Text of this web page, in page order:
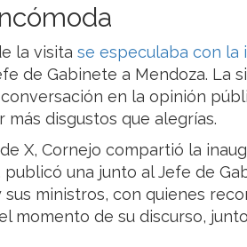
la visita se especulaba con la
de Gabinete a Mendoza. La
en la opinión
más disgustos que alegrías.
X, Cornejo compartió la
publicó una junto al Jefe de
sus ministros, con quienes
momento de su discurso,